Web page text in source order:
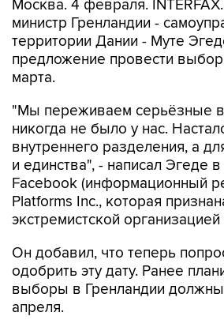
Москва. 4 февраля.
министр Гренландии -
территории Дании - Муте
предложение провести
марта.
"Мы переживаем серьёзные
никогда не было у нас.
внутреннего разделения, а
и единства", - написал Эгеде
Facebook (информационный
Platforms Inc., которая
экстремистской
Он добавил, что теперь
одобрить эту дату. Ранее
выборы в Гренландии
апреля.